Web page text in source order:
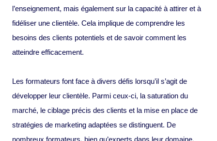
l’enseignement, mais également sur la capacité à attirer et à
fidéliser une clientèle. Cela implique de comprendre les
besoins des clients potentiels et de savoir comment les
atteindre efficacement.
Les formateurs font face à divers défis lorsqu’il s’agit de
développer leur clientèle. Parmi ceux-ci, la saturation du
marché, le ciblage précis des clients et la mise en place de
stratégies de marketing adaptées se distinguent. De
nombreux formateurs, bien qu’experts dans leur domaine,